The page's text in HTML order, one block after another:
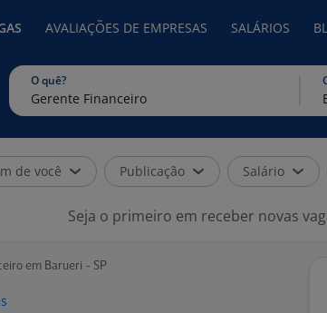
AVALIAÇÕES DE EMPRESAS SALÁRIOS
O quê?
de você Publicação Salário
Seja o primeiro em receber novas
em Barueri - SP